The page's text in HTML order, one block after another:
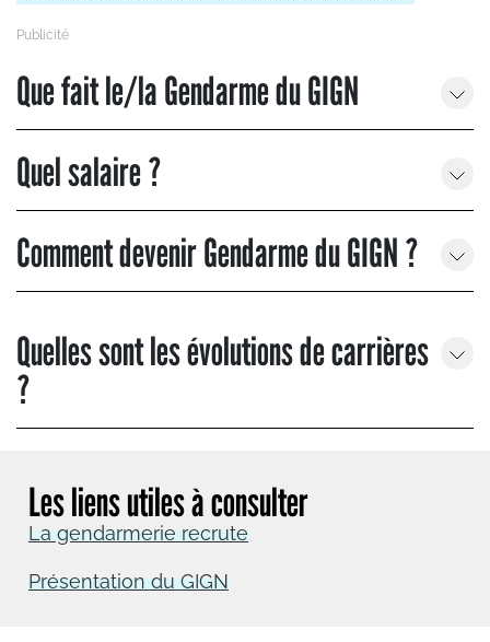
Que fait le/la Gendarme du GIGN
Quel salaire ?
Comment devenir Gendarme du GIGN ?
Quelles sont les évolutions de carrières
?
Les liens utiles à consulter
La gendarmerie recrute
Présentation du GIGN